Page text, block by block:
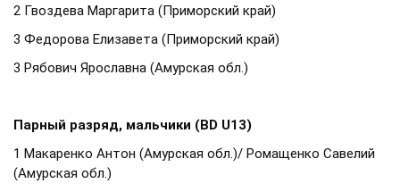
2 Гвоздева Маргарита (Приморский край)
3 Федорова Елизавета (Приморский край)
3 Рябович Ярославна (Амурская обл.)
Парный разряд, мальчики (BD U13)
1 Макаренко Антон (Амурская обл.)/ Ромащенко Савелий
(Амурская обл.)